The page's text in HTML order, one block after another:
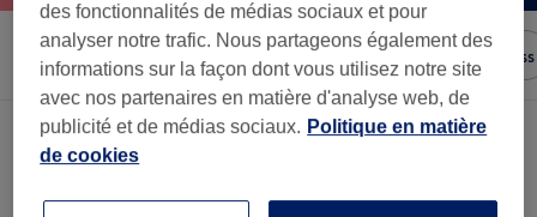
Trier par N'importe quel prix Salons Offres Express
Un établissement offrant:brushing à Dijon
des fonctionnalités de médias sociaux et pour
analyser notre trafic. Nous partageons également des
informations sur la façon dont vous utilisez notre site
avec nos partenaires en matière d'analyse web, de
publicité et de médias sociaux. Politique en matière
de cookies